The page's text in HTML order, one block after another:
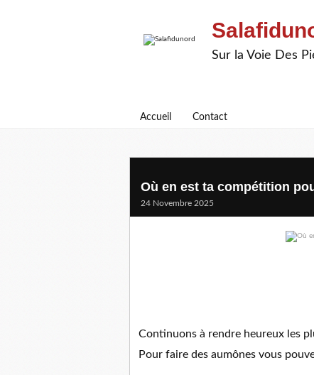
Sur la Voie Des
Accueil Contact
Où en est ta compétition
24 Novembre 2025
Continuons à rendre heureux les
Pour faire des aumônes vous